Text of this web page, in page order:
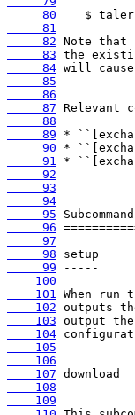
     80
     81
     82
     83
     84
     85
     86
     87
     88
     89
     90
     91
     92
     93
     94
     95
     96
     97
     98
     99
    100
    101
    102
    103
    104
    105
    106
    107
    108
    109